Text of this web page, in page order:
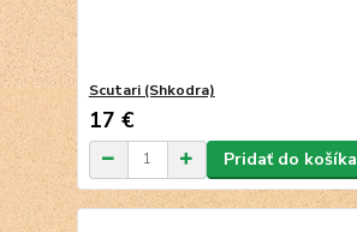
Scutari (Shkodra)
17 €
Pridať do košíka